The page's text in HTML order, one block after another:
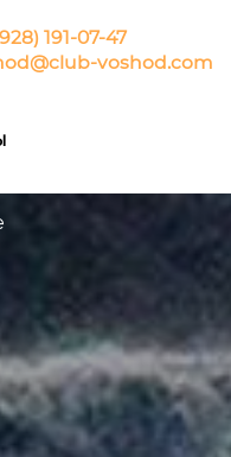
191-07-47
voshod.com